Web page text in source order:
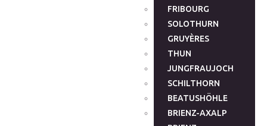
FRIBOURG
SOLOTHURN
GRUYÈRES
THUN
JUNGFRAUJOCH
SCHILTHORN
BEATUSHÖHLE
BRIENZ-AXALP